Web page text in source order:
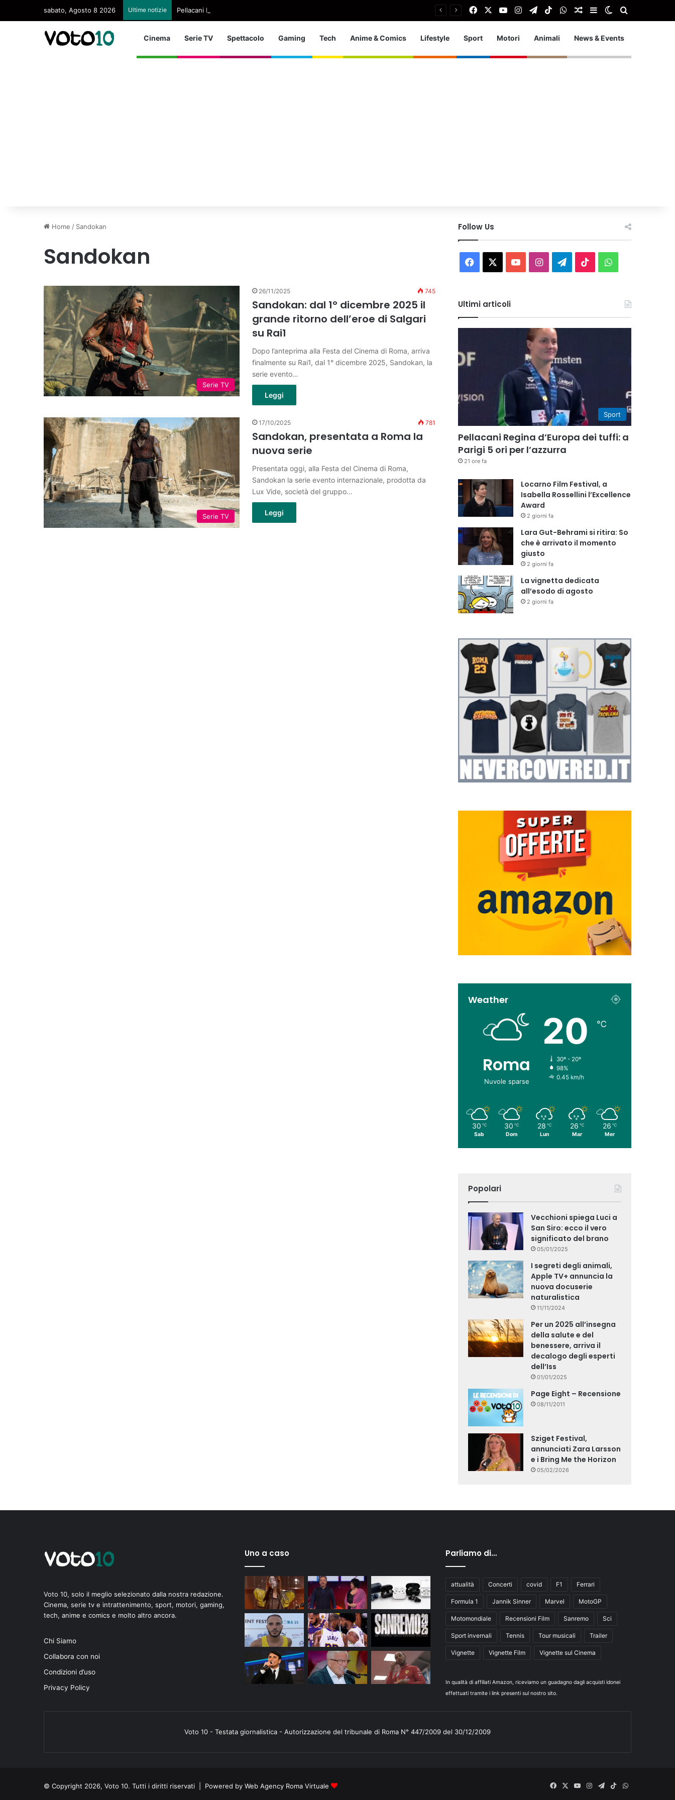
sabato, Agosto 8 2026 Ultime notizie Pellacani Regina d’Europa dei tuffi: a Parigi 5 ori per l’azzurra FacebookYou TubeInstagram
TelegramTikTokWhatsApp
Articolo Random
Barra laterale
Cambia aspetto
Cinema Serie TV Spettacolo Gaming Tech Anime & Comics Lifestyle Sport Motori Animali News & Events
Home / Sandokan
Sandokan
Serie TV
26/11/2025 745
Sandokan: dal 1° dicembre 2025 il
grande ritorno dell’eroe di Salgari
su Rai1
Dopo l’anteprima alla Festa del Cinema di Roma, arriva
finalmente su Rai1, dal 1° dicembre 2025, Sandokan, la
serie evento…
Leggi
Serie TV
17/10/2025 781
Sandokan, presentata a Roma la
nuova serie
Presentata oggi, alla Festa del Cinema di Roma,
Sandokan la serie evento internazionale, prodotta da
Lux Vide, società del gruppo…
Leggi
Follow Us
Facebook You InstagramTelegram
TikTokWhatsApp
Ultimi articoli
Sport
Pellacani Regina d’Europa dei tuffi: a
Parigi 5 ori per l’azzurra
21 ore fa
Locarno Film Festival, a
Isabella Rossellini l’Excellence
Award
2 giorni fa
Lara Gut-Behrami si ritira: So
che è arrivato il momento
giusto
2 giorni fa
La vignetta dedicata
all’esodo di agosto
2 giorni fa
Weather
Roma
Nuvole sparse
20 ℃
30º - 20º
98%
0.45 km/h
30 ℃
Sab
30 ℃
Dom
28 ℃
Lun
26 ℃
Mar
26 ℃
Mer
Popolari
Vecchioni spiega Luci a
San Siro: ecco il vero
significato del brano
05/01/2025
I segreti degli animali,
Apple TV+ annuncia la
nuova docuserie
naturalistica
11/11/2024
Per un 2025 all’insegna
della salute e del
benessere, arriva il
decalogo degli esperti
dell’Iss
01/01/2025
Page Eight – Recensione
08/11/2011
Sziget Festival,
annunciati Zara Larsson
e i Bring Me the Horizon
05/02/2026
Voto 10, solo il meglio selezionato dalla nostra redazione.
Cinema, serie tv e intrattenimento, sport, motori, gaming,
tech, anime e comics e molto altro ancora.
Chi Siamo
Collabora con noi
Condizioni d’uso
Privacy Policy
Uno a caso Parliamo di…
attualità Concerti covid F1 Ferrari
Formula 1 Jannik Sinner Marvel MotoGP
Motomondiale Recensioni Film Sanremo Sci
Sport invernali Tennis Tour musicali Trailer
Vignette Vignette Film Vignette sul Cinema
In qualità di affiliati Amazon, riceviamo un guadagno dagli acquisti idonei
effettuati tramite i link presenti sul nostro sito.
Voto 10 - Testata giornalistica - Autorizzazione del tribunale di Roma N° 447/2009 del 30/12/2009
© Copyright 2026, Voto 10. Tutti i diritti riservati | Powered by Web Agency Roma Virtuale Facebook
X
YouInstagram
Telegram
TikTokWhatsApp